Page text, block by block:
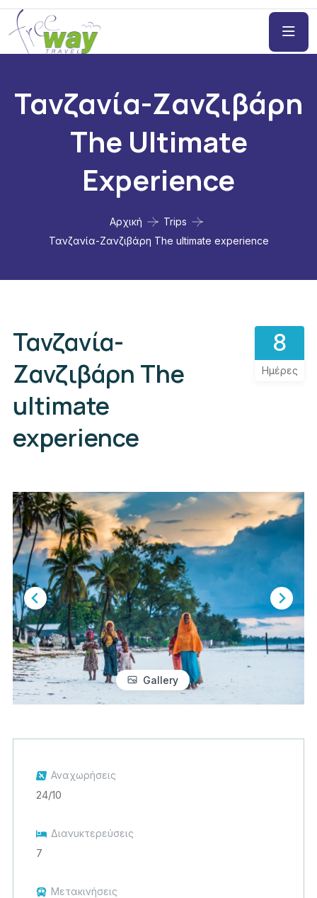
Τανζανία-Ζανζιβάρη
The Ultimate
Experience
Αρχική
Trips
Τανζανία-Ζανζιβάρη The ultimate experience
Τανζανία-
Ζανζιβάρη The
ultimate
experience
8
Ημέρες
Gallery
Αναχωρήσεις
24/10
Διανυκτερεύσεις
7
Μετακινήσεις